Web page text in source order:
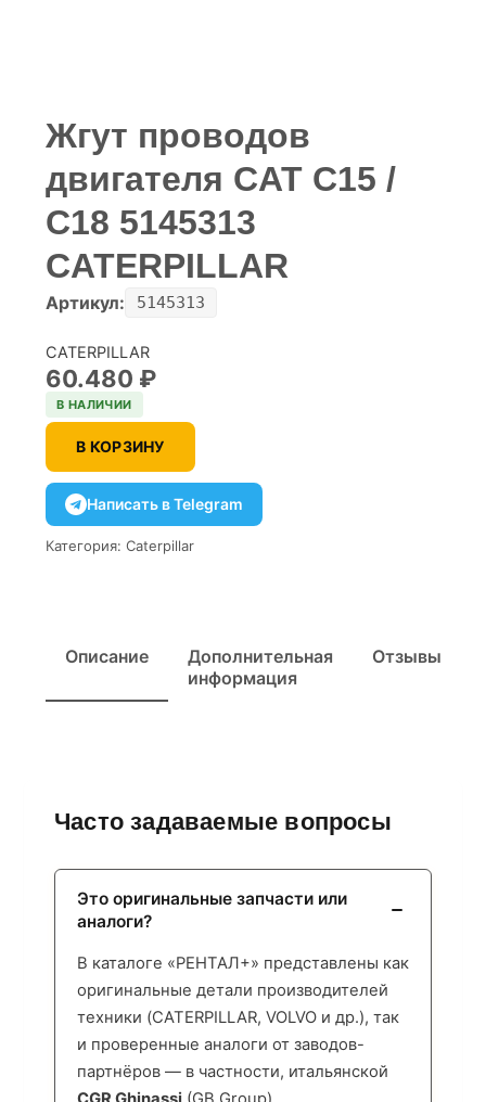
Жгут проводов
двигателя CAT C15 /
C18 5145313
CATERPILLAR
Артикул: 5145313
CATERPILLAR
60.480 ₽
В НАЛИЧИИ
В КОРЗИНУ
Написать в Telegram
Категория: Caterpillar
Описание
Дополнительная
информация
Отзывы
Часто задаваемые вопросы
Это оригинальные запчасти или
аналоги?
В каталоге «РЕНТАЛ+» представлены как
оригинальные детали производителей
техники (CATERPILLAR, VOLVO и др.), так
и проверенные аналоги от заводов-
партнёров — в частности, итальянской